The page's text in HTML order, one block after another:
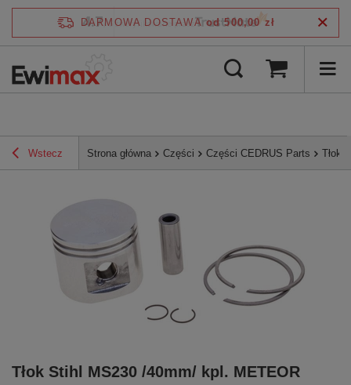
DARMOWA DOSTAWA od 500,00 zł
Wstecz Strona główna Części Części CEDRUS Parts Tłok
Tłok Stihl MS230 /40mm/ kpl. METEOR
4.7/5 zweryfikowane przez